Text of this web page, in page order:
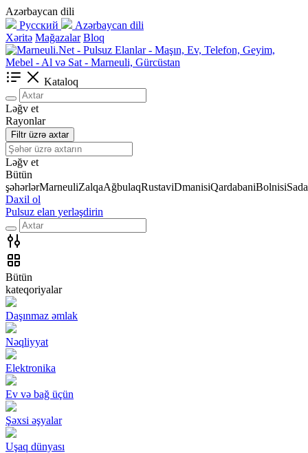
Azərbaycan dili
Русский
Azərbaycan dili
Xəritə Mağazalar Bloq
Kataloq
Ləğv et
Rayonlar
Filtr üzrə axtar
Ləğv et
Bütün
şəhərlərMarneuliZalqaAğbulaqRustaviDmanisiQardabaniBolnisi
Daxil ol
Pulsuz elan yerləşdirin
Bütün
kateqoriyalar
Daşınmaz əmlak
Nəqliyyat
Elektronika
Ev və bağ üçün
Şəxsi əşyalar
Uşaq dünyası